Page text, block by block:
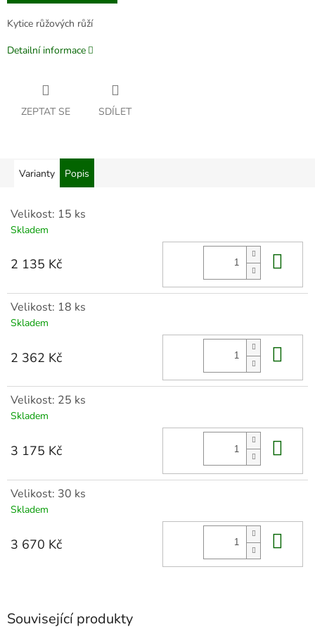
Kytice růžových růží
Detailní informace
ZEPTAT SE SDÍLET
Související produkty
Varianty Popis
Velikost: 15 ks
Skladem
2 135 Kč
Velikost: 18 ks
Skladem
2 362 Kč
Velikost: 25 ks
Skladem
3 175 Kč
Velikost: 30 ks
Skladem
3 670 Kč